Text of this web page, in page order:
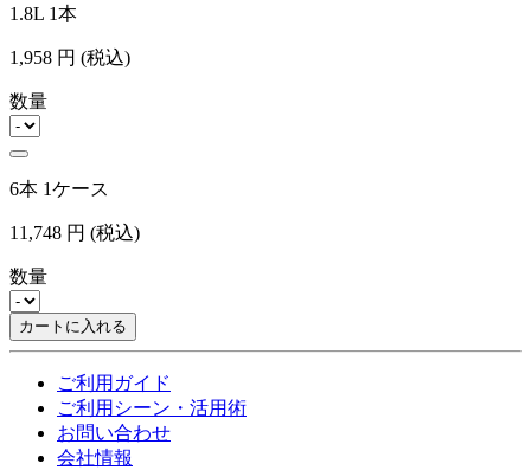
1.8L 1本
1,958 円 (税込)
数量
6本 1ケース
11,748 円 (税込)
数量
カートに入れる
ご利用ガイド
ご利用シーン・活用術
お問い合わせ
会社情報